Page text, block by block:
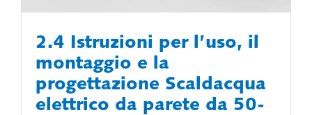
2.4 Istruzioni per l’uso, il
montaggio e la
progettazione Scaldacqua
elettrico da parete da 50-